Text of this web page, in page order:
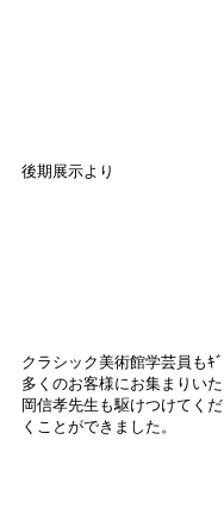
後期展示より
クラシック美術館学芸員もｷ
多くのお客様にお集まりい
岡信孝先生も駆けつけてく
くことができました。